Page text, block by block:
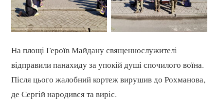
На площі Героїв Майдану священнослужителі
відправили панахиду за упокій душі спочилого воїна.
Після цього жалобний кортеж вирушив до Рохманова,
де Сергій народився та виріс.